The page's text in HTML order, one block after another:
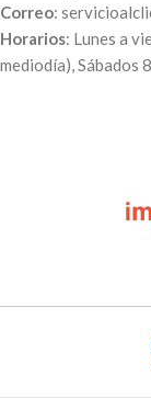
Correo:
Horarios: Lunes a
mediodía), Sábados